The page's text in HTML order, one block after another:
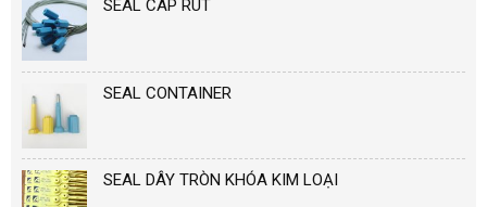
SEAL CÁP RÚT
SEAL CONTAINER
SEAL DÂY TRÒN KHÓA KIM LOẠI